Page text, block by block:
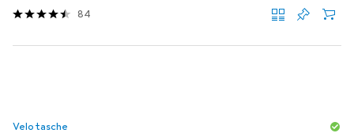
84
Velotasche